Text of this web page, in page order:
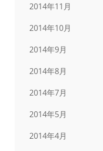
2014年11月
2014年10月
2014年9月
2014年8月
2014年7月
2014年5月
2014年4月